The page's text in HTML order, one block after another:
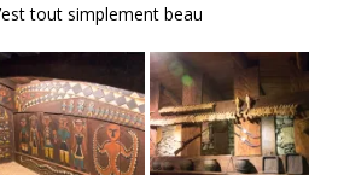
tout simplement beau